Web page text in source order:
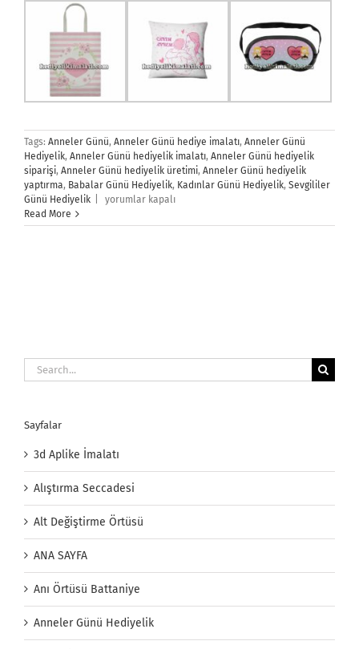
Tags: Anneler Günü, Anneler Günü hediye imalatı, Anneler Günü
Hediyelik, Anneler Günü hediyelik imalatı, Anneler Günü hediyelik
siparişi, Anneler Günü hediyelik üretimi, Anneler Günü hediyelik
yaptırma, Babalar Günü Hediyelik, Kadınlar Günü Hediyelik, Sevgililer
Günü Hediyelik
Anneler
Hediyelik
yorumlar kapalı
Read More
Search
for:
Sayfalar
3d Aplike İmalatı
Alıştırma Seccadesi
Alt Değiştirme Örtüsü
ANA SAYFA
Anı Örtüsü Battaniye
Anneler Günü Hediyelik